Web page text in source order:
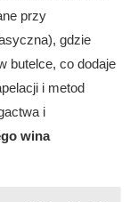
przy
gdzie
butelce, co dodaje
i metod
i
wina